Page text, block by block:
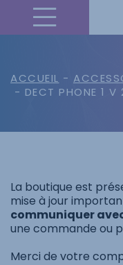
ACCUEIL -
- DECT PHONE 1 V
La boutique est
mise à jour
communiquer
une commande ou
Merci de votre